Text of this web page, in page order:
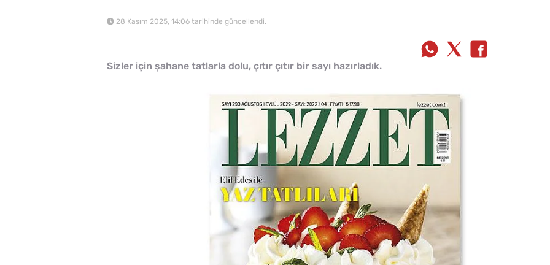
28 Kasım 2025, 14:06 tarihinde güncellendi.
Sizler için şahane tatlarla dolu, çıtır çıtır bir sayı hazırladık.